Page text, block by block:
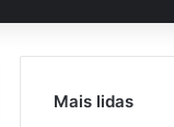
Mais lidas